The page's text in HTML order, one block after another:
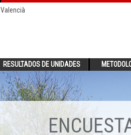
Valencià
RESULTADOS DE UNIDADES